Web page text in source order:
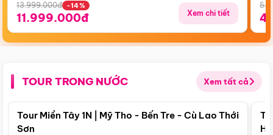
13.999.000đ -14%
11.999.000đ Xem chi tiết
TOUR TRONG NƯỚC Xem tất cả
Điểm nổi bật
Tour Miền Tây 1N | Mỹ Tho - Bến Tre - Cù Lao Thới
Sơn